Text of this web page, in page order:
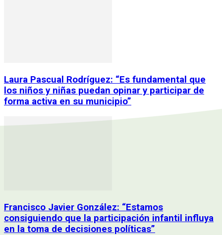
Laura Pascual Rodríguez: “Es fundamental que
los niños y niñas puedan opinar y participar de
forma activa en su municipio”
Francisco Javier González: “Estamos
consiguiendo que la participación infantil influya
en la toma de decisiones políticas”